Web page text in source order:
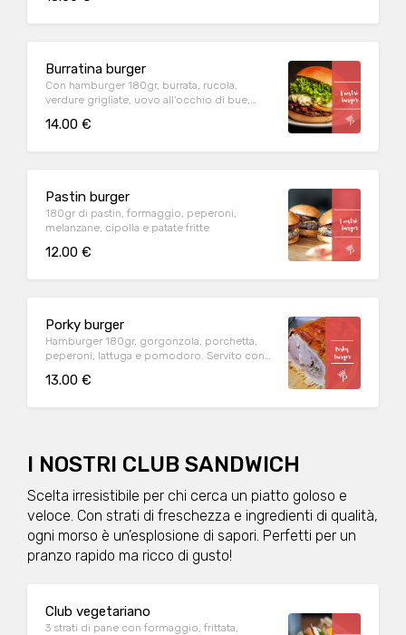
Burratina burger
Con hamburger 180gr, burrata, rucola,
verdure grigliate, uovo all'occhio di bue,
14.00 €
Pastin burger
180gr di pastin, formaggio, peperoni,
melanzane, cipolla e patate fritte
12.00 €
Porky burger
Hamburger 180gr, gorgonzola, porchetta,
peperoni, lattuga e pomodoro. Servito con
13.00 €
I NOSTRI CLUB SANDWICH
Scelta irresistibile per chi cerca un piatto goloso e
veloce. Con strati di freschezza e ingredienti di qualità,
ogni morso è un’esplosione di sapori. Perfetti per un
pranzo rapido ma ricco di gusto!
Club vegetariano
3 strati di pane con formaggio, frittata,